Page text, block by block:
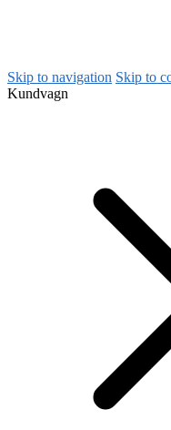
Skip to navigation Skip to
Kundvagn